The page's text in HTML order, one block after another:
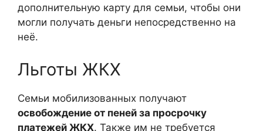
дополнительную карту для семьи, чтобы они
могли получать деньги непосредственно на
неё.
Льготы ЖКХ
Семьи мобилизованных получают
освобождение от пеней за просрочку
платежей ЖКХ. Также им не требуется